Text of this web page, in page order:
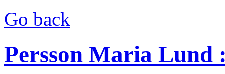
Go back
Persson Maria Lund